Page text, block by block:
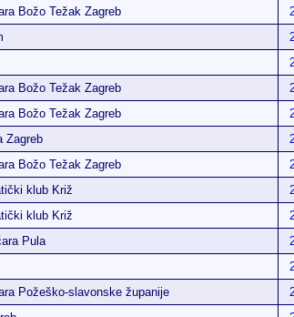
Božo Težak Zagreb
Božo Težak Zagreb
Božo Težak Zagreb
Zagreb
Božo Težak Zagreb
klub Križ
klub Križ
Pula
Požeško-slavonske županije